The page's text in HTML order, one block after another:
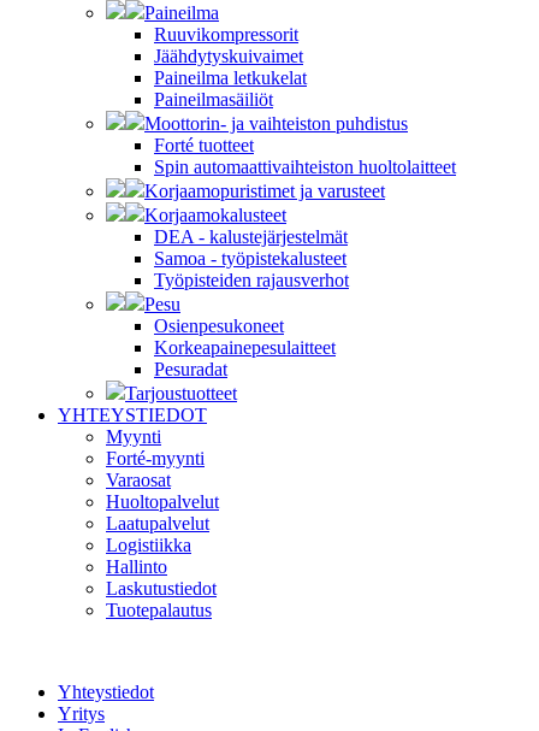
Paineilma
Ruuvikompressorit
Jäähdytyskuivaimet
Paineilma letkukelat
Paineilmasäiliöt
Moottorin- ja vaihteiston puhdistus
Forté tuotteet
Spin automaattivaihteiston huoltolaitteet
Korjaamopuristimet ja varusteet
Korjaamokalusteet
DEA - kalustejärjestelmät
Samoa - työpistekalusteet
Työpisteiden rajausverhot
Pesu
Osienpesukoneet
Korkeapainepesulaitteet
Pesuradat
Tarjoustuotteet
YHTEYSTIEDOT
Myynti
Forté-myynti
Varaosat
Huoltopalvelut
Laatupalvelut
Logistiikka
Hallinto
Laskutustiedot
Tuotepalautus
Yhteystiedot
Yritys